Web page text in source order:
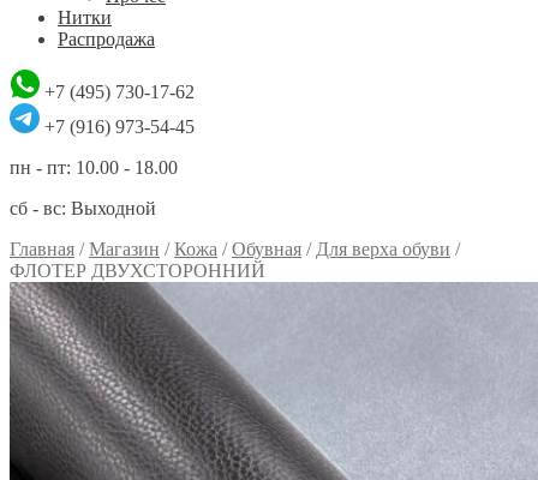
Нитки
Распродажа
+7 (495) 730-17-62
+7 (916) 973-54-45
пн - пт: 10.00 - 18.00
сб - вс: Выходной
Главная /Магазин /Кожа /Обувная / Для верха обуви /
ФЛОТЕР ДВУХСТОРОННИЙ